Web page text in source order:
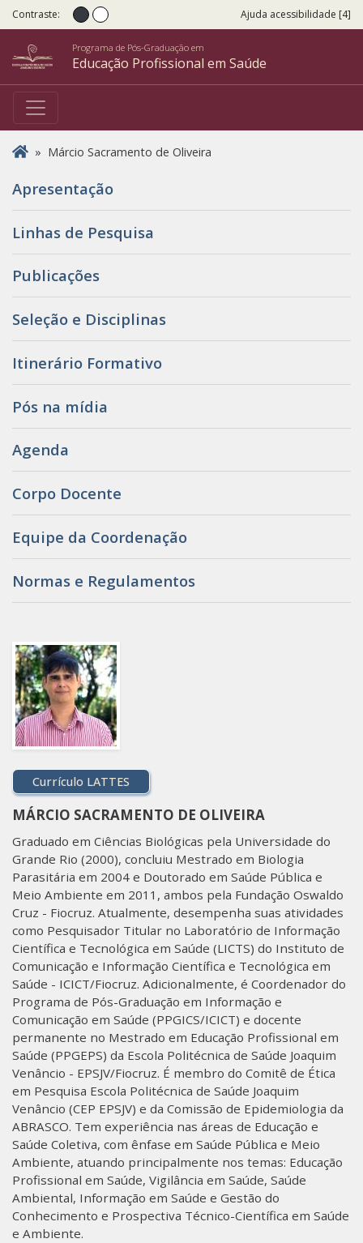
Contraste: Contraste normal
Alto Contraste Ajuda acessibilidade [4]
Programa de Pós-Graduação em
Educação Profissional em Saúde
Você está aqui
» Márcio Sacramento de Oliveira
Apresentação
Linhas de Pesquisa
Publicações
Seleção e Disciplinas
Itinerário Formativo
Pós na mídia
Agenda
Corpo Docente
Equipe da Coordenação
Normas e Regulamentos
Currículo LATTES
MÁRCIO SACRAMENTO DE OLIVEIRA
Graduado em Ciências Biológicas pela Universidade do
Grande Rio (2000), concluiu Mestrado em Biologia
Parasitária em 2004 e Doutorado em Saúde Pública e
Meio Ambiente em 2011, ambos pela Fundação Oswaldo
Cruz - Fiocruz. Atualmente, desempenha suas atividades
como Pesquisador Titular no Laboratório de Informação
Científica e Tecnológica em Saúde (LICTS) do Instituto de
Comunicação e Informação Científica e Tecnológica em
Saúde - ICICT/Fiocruz. Adicionalmente, é Coordenador do
Programa de Pós-Graduação em Informação e
Comunicação em Saúde (PPGICS/ICICT) e docente
permanente no Mestrado em Educação Profissional em
Saúde (PPGEPS) da Escola Politécnica de Saúde Joaquim
Venâncio - EPSJV/Fiocruz. É membro do Comitê de Ética
em Pesquisa Escola Politécnica de Saúde Joaquim
Venâncio (CEP EPSJV) e da Comissão de Epidemiologia da
ABRASCO. Tem experiência nas áreas de Educação e
Saúde Coletiva, com ênfase em Saúde Pública e Meio
Ambiente, atuando principalmente nos temas: Educação
Profissional em Saúde, Vigilância em Saúde, Saúde
Ambiental, Informação em Saúde e Gestão do
Conhecimento e Prospectiva Técnico-Científica em Saúde
e Ambiente.